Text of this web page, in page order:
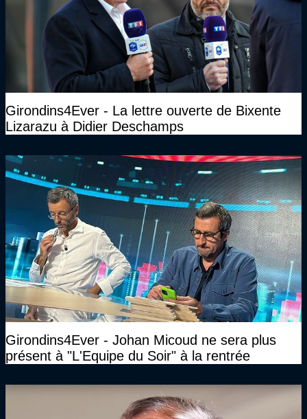
Girondins4Ever - La lettre ouverte de Bixente
Lizarazu à Didier Deschamps
Girondins4Ever - Johan Micoud ne sera plus
présent à "L'Equipe du Soir" à la rentrée